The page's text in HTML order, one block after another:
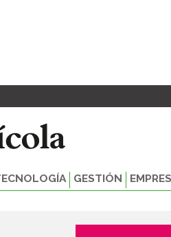
GESTIÓN